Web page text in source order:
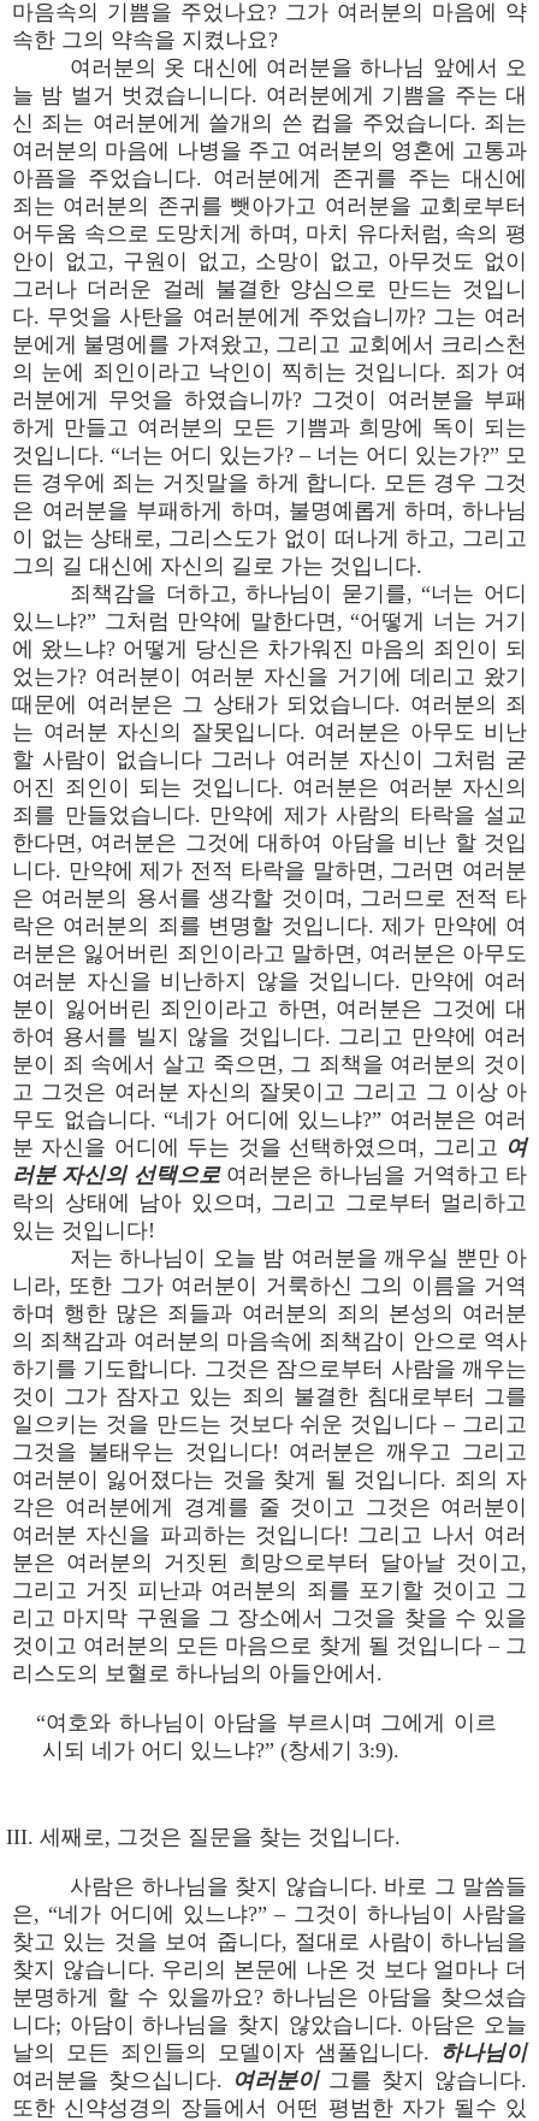
마음속의 기쁨을 주었나요? 그가 여러분의 마음에 약
속한 그의 약속을 지켰나요?
여러분의 옷 대신에 여러분을 하나님 앞에서 오
늘 밤 벌거 벗겼습니니다. 여러분에게 기쁨을 주는 대
신 죄는 여러분에게 쓸개의 쓴 컵을 주었습니다. 죄는
여러분의 마음에 나병을 주고 여러분의 영혼에 고통과
아픔을 주었습니다. 여러분에게 존귀를 주는 대신에
죄는 여러분의 존귀를 뺏아가고 여러분을 교회로부터
어두움 속으로 도망치게 하며, 마치 유다처럼, 속의 평
안이 없고, 구원이 없고, 소망이 없고, 아무것도 없이
그러나 더러운 걸레 불결한 양심으로 만드는 것입니
다. 무엇을 사탄을 여러분에게 주었습니까? 그는 여러
분에게 불명에를 가져왔고, 그리고 교회에서 크리스천
의 눈에 죄인이라고 낙인이 찍히는 것입니다. 죄가 여
러분에게 무엇을 하였습니까? 그것이 여러분을 부패
하게 만들고 여러분의 모든 기쁨과 희망에 독이 되는
것입니다. “너는 어디 있는가? – 너는 어디 있는가?” 모
든 경우에 죄는 거짓말을 하게 합니다. 모든 경우 그것
은 여러분을 부패하게 하며, 불명예롭게 하며, 하나님
이 없는 상태로, 그리스도가 없이 떠나게 하고, 그리고
그의 길 대신에 자신의 길로 가는 것입니다.
죄책감을 더하고, 하나님이 묻기를, “너는 어디
있느냐?” 그처럼 만약에 말한다면, “어떻게 너는 거기
에 왔느냐? 어떻게 당신은 차가워진 마음의 죄인이 되
었는가? 여러분이 여러분 자신을 거기에 데리고 왔기
때문에 여러분은 그 상태가 되었습니다. 여러분의 죄
는 여러분 자신의 잘못입니다. 여러분은 아무도 비난
할 사람이 없습니다 그러나 여러분 자신이 그처럼 굳
어진 죄인이 되는 것입니다. 여러분은 여러분 자신의
죄를 만들었습니다. 만약에 제가 사람의 타락을 설교
한다면, 여러분은 그것에 대하여 아담을 비난 할 것입
니다. 만약에 제가 전적 타락을 말하면, 그러면 여러분
은 여러분의 용서를 생각할 것이며, 그러므로 전적 타
락은 여러분의 죄를 변명할 것입니다. 제가 만약에 여
러분은 잃어버린 죄인이라고 말하면, 여러분은 아무도
여러분 자신을 비난하지 않을 것입니다. 만약에 여러
분이 잃어버린 죄인이라고 하면, 여러분은 그것에 대
하여 용서를 빌지 않을 것입니다. 그리고 만약에 여러
분이 죄 속에서 살고 죽으면, 그 죄책을 여러분의 것이
고 그것은 여러분 자신의 잘못이고 그리고 그 이상 아
무도 없습니다. “네가 어디에 있느냐?” 여러분은 여러
분 자신을 어디에 두는 것을 선택하였으며, 그리고 여
러분 자신의 선택으로여러분은 하나님을 거역하고 타
락의 상태에 남아 있으며, 그리고 그로부터 멀리하고
있는 것입니다!
저는 하나님이 오늘 밤 여러분을 깨우실 뿐만 아
니라, 또한 그가 여러분이 거룩하신 그의 이름을 거역
하며 행한 많은 죄들과 여러분의 죄의 본성의 여러분
의 죄책감과 여러분의 마음속에 죄책감이 안으로 역사
하기를 기도합니다. 그것은 잠으로부터 사람을 깨우는
것이 그가 잠자고 있는 죄의 불결한 침대로부터 그를
일으키는 것을 만드는 것보다 쉬운 것입니다 – 그리고
그것을 불태우는 것입니다! 여러분은 깨우고 그리고
여러분이 잃어졌다는 것을 찾게 될 것입니다. 죄의 자
각은 여러분에게 경계를 줄 것이고 그것은 여러분이
여러분 자신을 파괴하는 것입니다! 그리고 나서 여러
분은 여러분의 거짓된 희망으로부터 달아날 것이고,
그리고 거짓 피난과 여러분의 죄를 포기할 것이고 그
리고 마지막 구원을 그 장소에서 그것을 찾을 수 있을
것이고 여러분의 모든 마음으로 찾게 될 것입니다 – 그
리스도의 보혈로 하나님의 아들안에서.
“여호와 하나님이 아담을 부르시며 그에게 이르
시되 네가 어디 있느냐?” (창세기 3:9).
III. 세째로, 그것은 질문을 찾는 것입니다.
사람은 하나님을 찾지 않습니다. 바로 그 말씀들
은, “네가 어디에 있느냐?” – 그것이 하나님이 사람을
찾고 있는 것을 보여 줍니다, 절대로 사람이 하나님을
찾지 않습니다. 우리의 본문에 나온 것 보다 얼마나 더
분명하게 할 수 있을까요? 하나님은 아담을 찾으셨습
니다; 아담이 하나님을 찾지 않았습니다. 아담은 오늘
날의 모든 죄인들의 모델이자 샘풀입니다.
하나님이
여러분을 찾으십니다. 여러분이그를 찾지 않습니다.
또한 신약성경의 장들에서 어떤 평범한 자가 될수 있